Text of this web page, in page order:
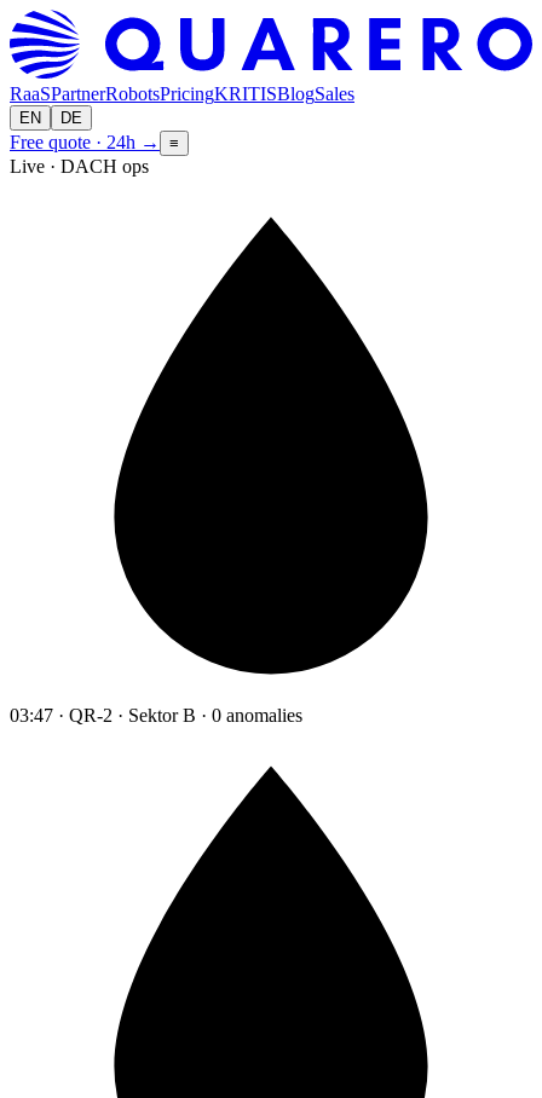
RaaSPartnerRobotsPricingKRITISBlogSales
EN DE
Free quote · 24h → ≡
Live · DACH ops
03:47 · QR-2 · Sektor B · 0 anomalies